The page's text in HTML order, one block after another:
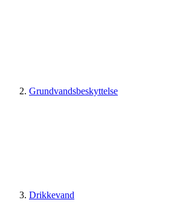
Grundvandsbeskyttelse
Drikkevand